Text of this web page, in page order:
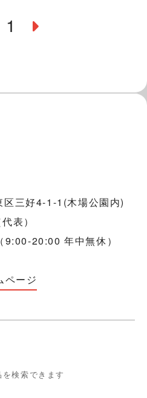
1
三好4-1-1(木場公園内)
表）
9:00-20:00 年中無休）
ページ
検索できます